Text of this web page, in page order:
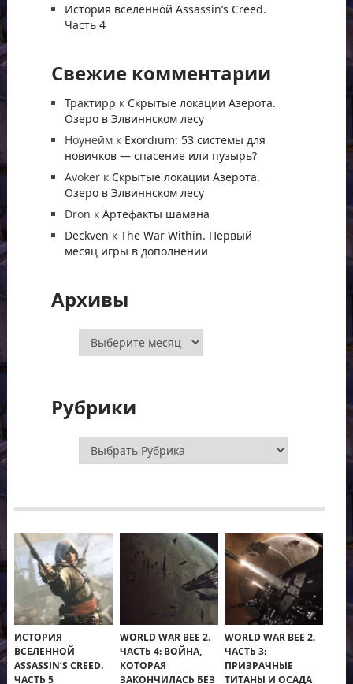
История вселенной Assassin’s Creed.
Часть 4
Свежие комментарии
Трактирр к Скрытые локации Азерота.
Озеро в Элвиннском лесу
Ноунейм к Exordium: 53 системы для
новичков — спасение или пузырь?
Avoker к Скрытые локации Азерота.
Озеро в Элвиннском лесу
Dron кАртефакты шамана
Deckven кThe War Within. Первый
месяц игры в дополнении
Архивы
Архивы
Рубрики
Рубрики
ИСТОРИЯ
ВСЕЛЕННОЙ
ASSASSIN’S CREED.
ЧАСТЬ 5
WORLD WAR BEE 2.
ЧАСТЬ 4: ВОЙНА,
КОТОРАЯ
ЗАКОНЧИЛАСЬ БЕЗ
WORLD WAR BEE 2.
ЧАСТЬ 3:
ПРИЗРАЧНЫЕ
ТИТАНЫ И ОСАДА